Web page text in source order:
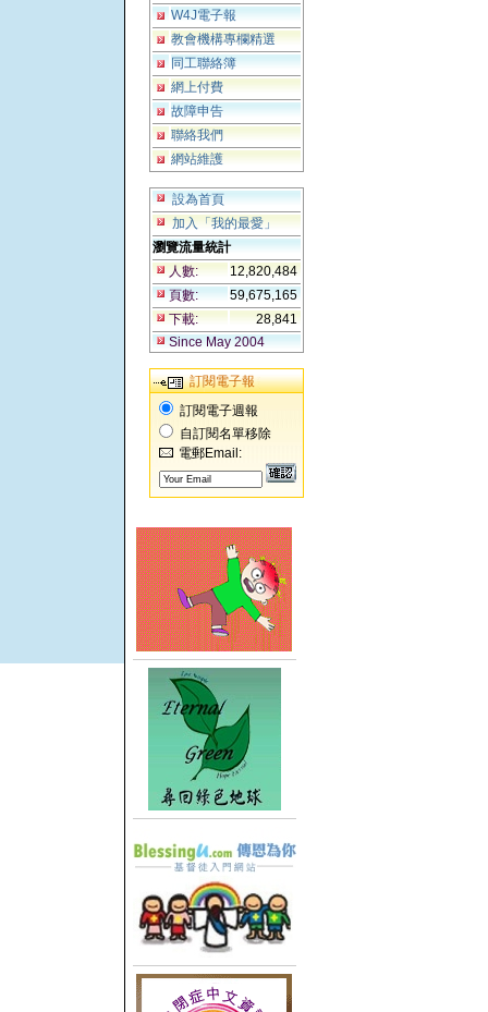
W4J電子報
教會機構專欄精選
同工聯絡簿
網上付費
故障申告
聯絡我們
網站維護
設為首頁
加入「我的最愛」
瀏覽流量統計
人數:
12,820,484
頁數:
59,675,165
下載:
28,841
Since May 2004
訂閱電子報
訂閱電子週報
自訂閱名單移除
電郵Email: